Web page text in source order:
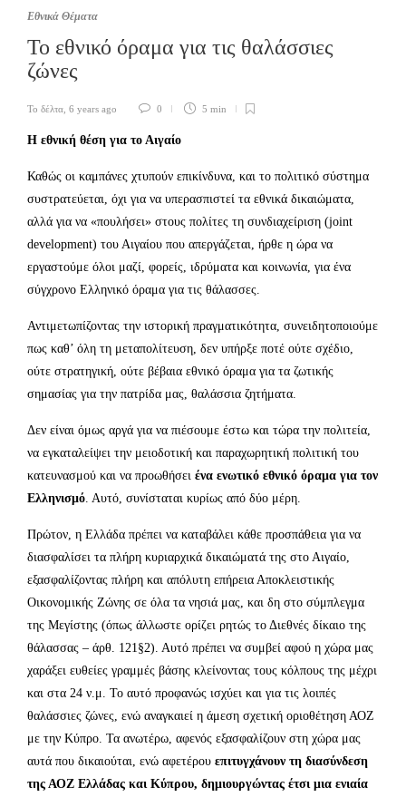
Εθνικά Θέματα
Το εθνικό όραμα για τις θαλάσσιες
ζώνες
Το δέλτα 6 years ago 0 5 min
Η εθνική θέση για το Αιγαίο
Καθώς οι καμπάνες χτυπούν επικίνδυνα, και το πολιτικό σύστημα
συστρατεύεται, όχι για να υπερασπιστεί τα εθνικά δικαιώματα,
αλλά για να «πουλήσει» στους πολίτες τη συνδιαχείριση (joint
development) του Αιγαίου που απεργάζεται, ήρθε η ώρα να
εργαστούμε όλοι μαζί, φορείς, ιδρύματα και κοινωνία, για ένα
σύγχρονο Ελληνικό όραμα για τις θάλασσες.
Αντιμετωπίζοντας την ιστορική πραγματικότητα, συνειδητοποιούμε
πως καθ’ όλη τη μεταπολίτευση, δεν υπήρξε ποτέ ούτε σχέδιο,
ούτε στρατηγική, ούτε βέβαια εθνικό όραμα για τα ζωτικής
σημασίας για την πατρίδα μας, θαλάσσια ζητήματα.
Δεν είναι όμως αργά για να πιέσουμε έστω και τώρα την πολιτεία,
να εγκαταλείψει την μειοδοτική και παραχωρητική πολιτική του
κατευνασμού και να προωθήσει ένα ενωτικό εθνικό όραμα για τον
Ελληνισμό . Αυτό, συνίσταται κυρίως από δύο μέρη.
Πρώτον, η Ελλάδα πρέπει να καταβάλει κάθε προσπάθεια για να
διασφαλίσει τα πλήρη κυριαρχικά δικαιώματά της στο Αιγαίο,
εξασφαλίζοντας πλήρη και απόλυτη επήρεια Αποκλειστικής
Οικονομικής Ζώνης σε όλα τα νησιά μας, και δη στο σύμπλεγμα
της Μεγίστης (όπως άλλωστε ορίζει ρητώς το Διεθνές δίκαιο της
θάλασσας – άρθ. 121§2). Αυτό πρέπει να συμβεί αφού η χώρα μας
χαράξει ευθείες γραμμές βάσης κλείνοντας τους κόλπους της μέχρι
και στα 24 ν.μ. Το αυτό προφανώς ισχύει και για τις λοιπές
θαλάσσιες ζώνες, ενώ αναγκαιεί η άμεση σχετική οριοθέτηση ΑΟΖ
με την Κύπρο. Τα ανωτέρω, αφενός εξασφαλίζουν στη χώρα μας
αυτά που δικαιούται, ενώ αφετέρου επιτυγχάνουν τη διασύνδεση
της ΑΟΖ Ελλάδας και Κύπρου, δημιουργώντας έτσι μια ενιαία